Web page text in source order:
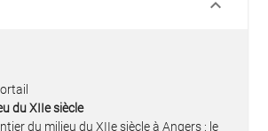
keyboard_arrow_down
du XIIe siècle
du milieu du XIIe siècle à Angers : le